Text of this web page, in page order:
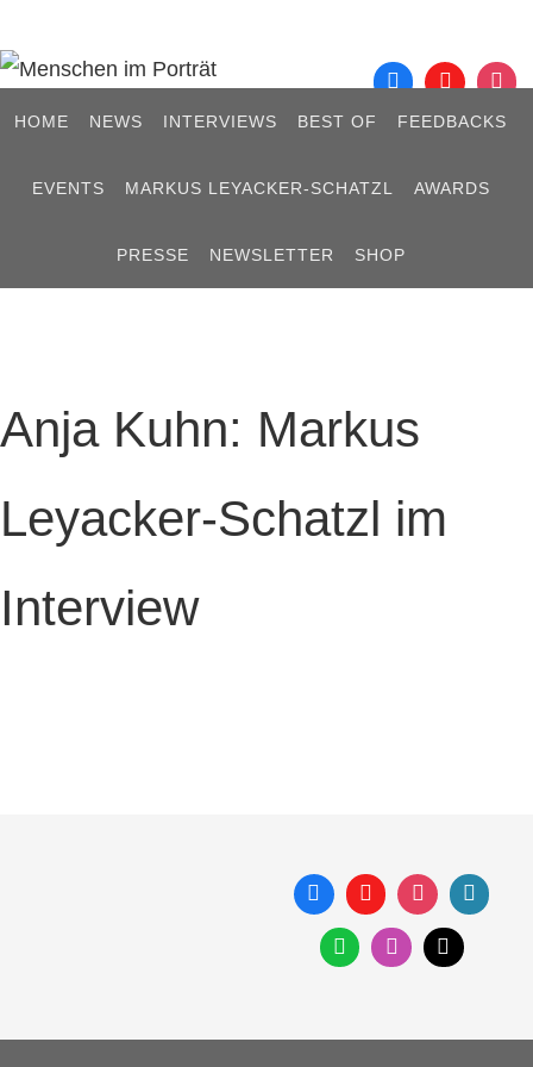
Inhalt
springen
Inhalt
HOME NEWS INTERVIEWS BEST OF FEEDBACKS
EVENTS MARKUS LEYACKER-SCHATZL AWARDS
PRESSE NEWSLETTER SHOP
Anja Kuhn: Markus
Leyacker-Schatzl im
Interview